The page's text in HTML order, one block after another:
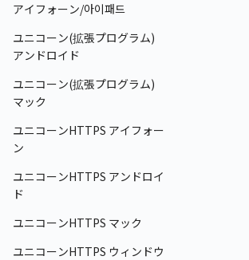
アイフォーン/아이패드
ユニコーン(拡張プログラム)
アンドロイド
ユニコーン(拡張プログラム)
マック
ユニコーンHTTPS アイフォー
ン
ユニコーンHTTPS アンドロイ
ド
ユニコーンHTTPS マック
ユニコーンHTTPS ウィンドウ